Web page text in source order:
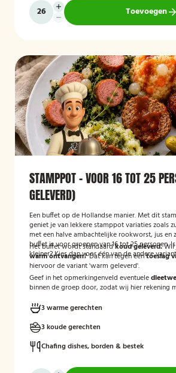
Toevoegen
STAMPPOT - VOOR 16 TOT 25
GELEVERD)
Een buffet op de Hollandse manier. Met dit
geniet je van lekkere stamppot variaties zoals
met een halve ambachtelijke rookworst, jus en
buffet is voor groepen van 16 tot 25 personen.
kleiner? Kies dan voor één van de andere
Het buffet wordt standaardkoud geleverd.Wil
warm ontvangen?Dat kan tegen eentoeslag
hiervoor de variant 'warm geleverd'.
Geef in het opmerkingenveld eventuele
binnen de groep door, zodat wij hier rekening
3 warme gerechten
3 koude gerechten
Chafing dishes, borden & bestek